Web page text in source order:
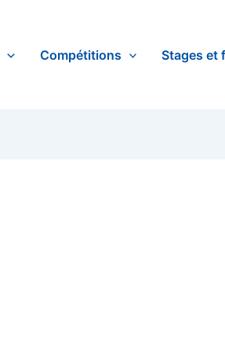
Compétitions Stages et